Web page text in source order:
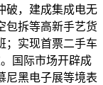
破，建成集成电无
包拆等高新手艺货
；实现首票二手车
国际市场开辟成
尼黑电子展等境表